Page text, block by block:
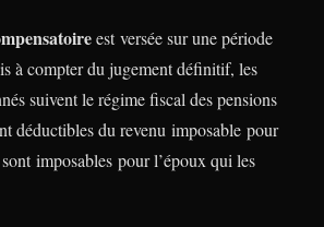
est versée sur une période
à compter du jugement définitif, les
suivent le régime fiscal des pensions
déductibles du revenu imposable pour
imposables pour l’époux qui les